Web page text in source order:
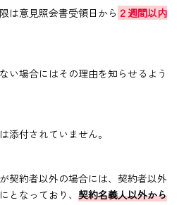
は意見照会書受領日から ２週間以内
い場合にはその理由を知らせるよう
添付されていません。
契約者以外の場合には、契約者以外
となっており、 契約名義人以外から